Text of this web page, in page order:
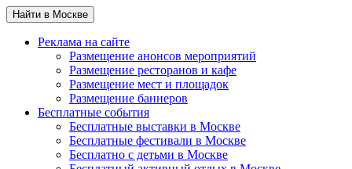
Найти в Москве
Реклама на сайте
Размещение анонсов мероприятий
Размещение ресторанов и кафе
Размещение мест и площадок
Размещение баннеров
Бесплатные события
Бесплатные выставки в Москве
Бесплатные фестивали в Москве
Бесплатно с детьми в Москве